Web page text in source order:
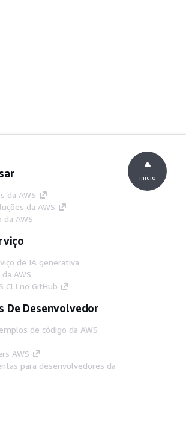
da AWS
da AWS
da AWS
de IA generativa
AWS
CLI no GitHub
De Desenvolvedor
de código da AWS
AWS
para desenvolvedores da
início